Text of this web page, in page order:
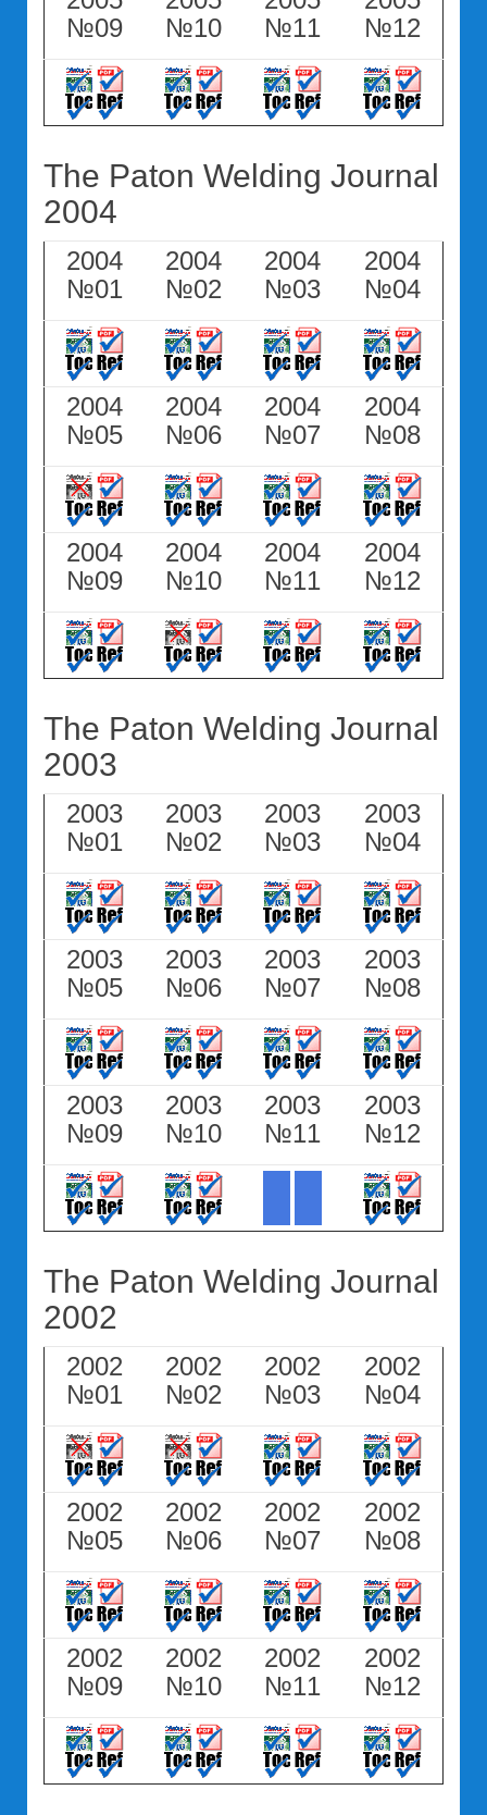
№09
№10
№11
№12
The Paton Welding Journal
2004
2004
№01
2004
№02
2004
№03
2004
№04
2004
№05
2004
№06
2004
№07
2004
№08
2004
№09
2004
№10
2004
№11
2004
№12
The Paton Welding Journal
2003
2003
№01
2003
№02
2003
№03
2003
№04
2003
№05
2003
№06
2003
№07
2003
№08
2003
№09
2003
№10
2003
№11
2003
№12
The Paton Welding Journal
2002
2002
№01
2002
№02
2002
№03
2002
№04
2002
№05
2002
№06
2002
№07
2002
№08
2002
№09
2002
№10
2002
№11
2002
№12